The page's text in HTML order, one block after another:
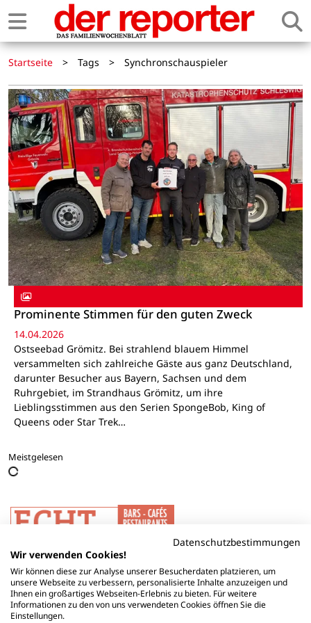
Startseite > Tags > Synchronschauspieler
Prominente Stimmen für den guten Zweck
14.04.2026
Ostseebad Grömitz. Bei strahlend blauem Himmel
versammelten sich zahlreiche Gäste aus ganz Deutschland,
darunter Besucher aus Bayern, Sachsen und dem
Ruhrgebiet, im Strandhaus Grömitz, um ihre
Lieblingsstimmen aus den Serien SpongeBob, King of
Queens oder Star Trek…
Meistgelesen
Datenschutzbestimmungen
Wir verwenden Cookies!
Wir können diese zur Analyse unserer Besucherdaten platzieren, um
unsere Webseite zu verbessern, personalisierte Inhalte anzuzeigen und
Ihnen ein großartiges Webseiten-Erlebnis zu bieten. Für weitere
Informationen zu den von uns verwendeten Cookies öffnen Sie die
Einstellungen.